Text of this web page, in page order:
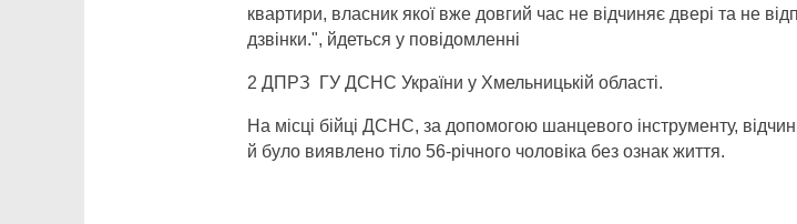
квартири, власник якої вже довгий час не відчиняє двері та не
дзвінки.", йдеться у повідомленні
2 ДПРЗ ГУ ДСНС України у Хмельницькій області.
На місці бійці ДСНС, за допомогою шанцевого інструменту,
й було виявлено тіло 56-річного чоловіка без ознак життя.